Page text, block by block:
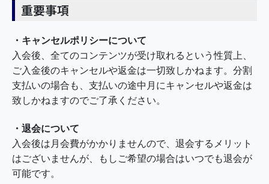
重要事項
・キャンセルポリシーについて
入会後、全てのコンテンツが受け取れるという性質上、
ご入金後のキャンセルや返金は一切致しかねます。分割
支払いの場合も、支払いの途中月にキャンセルや返金は
致しかねますのでご了承ください。
・退会について
入会後は月会費がかかりませんので、退会するメリット
はございませんが、もしご希望の場合はいつでも退会が
可能です。